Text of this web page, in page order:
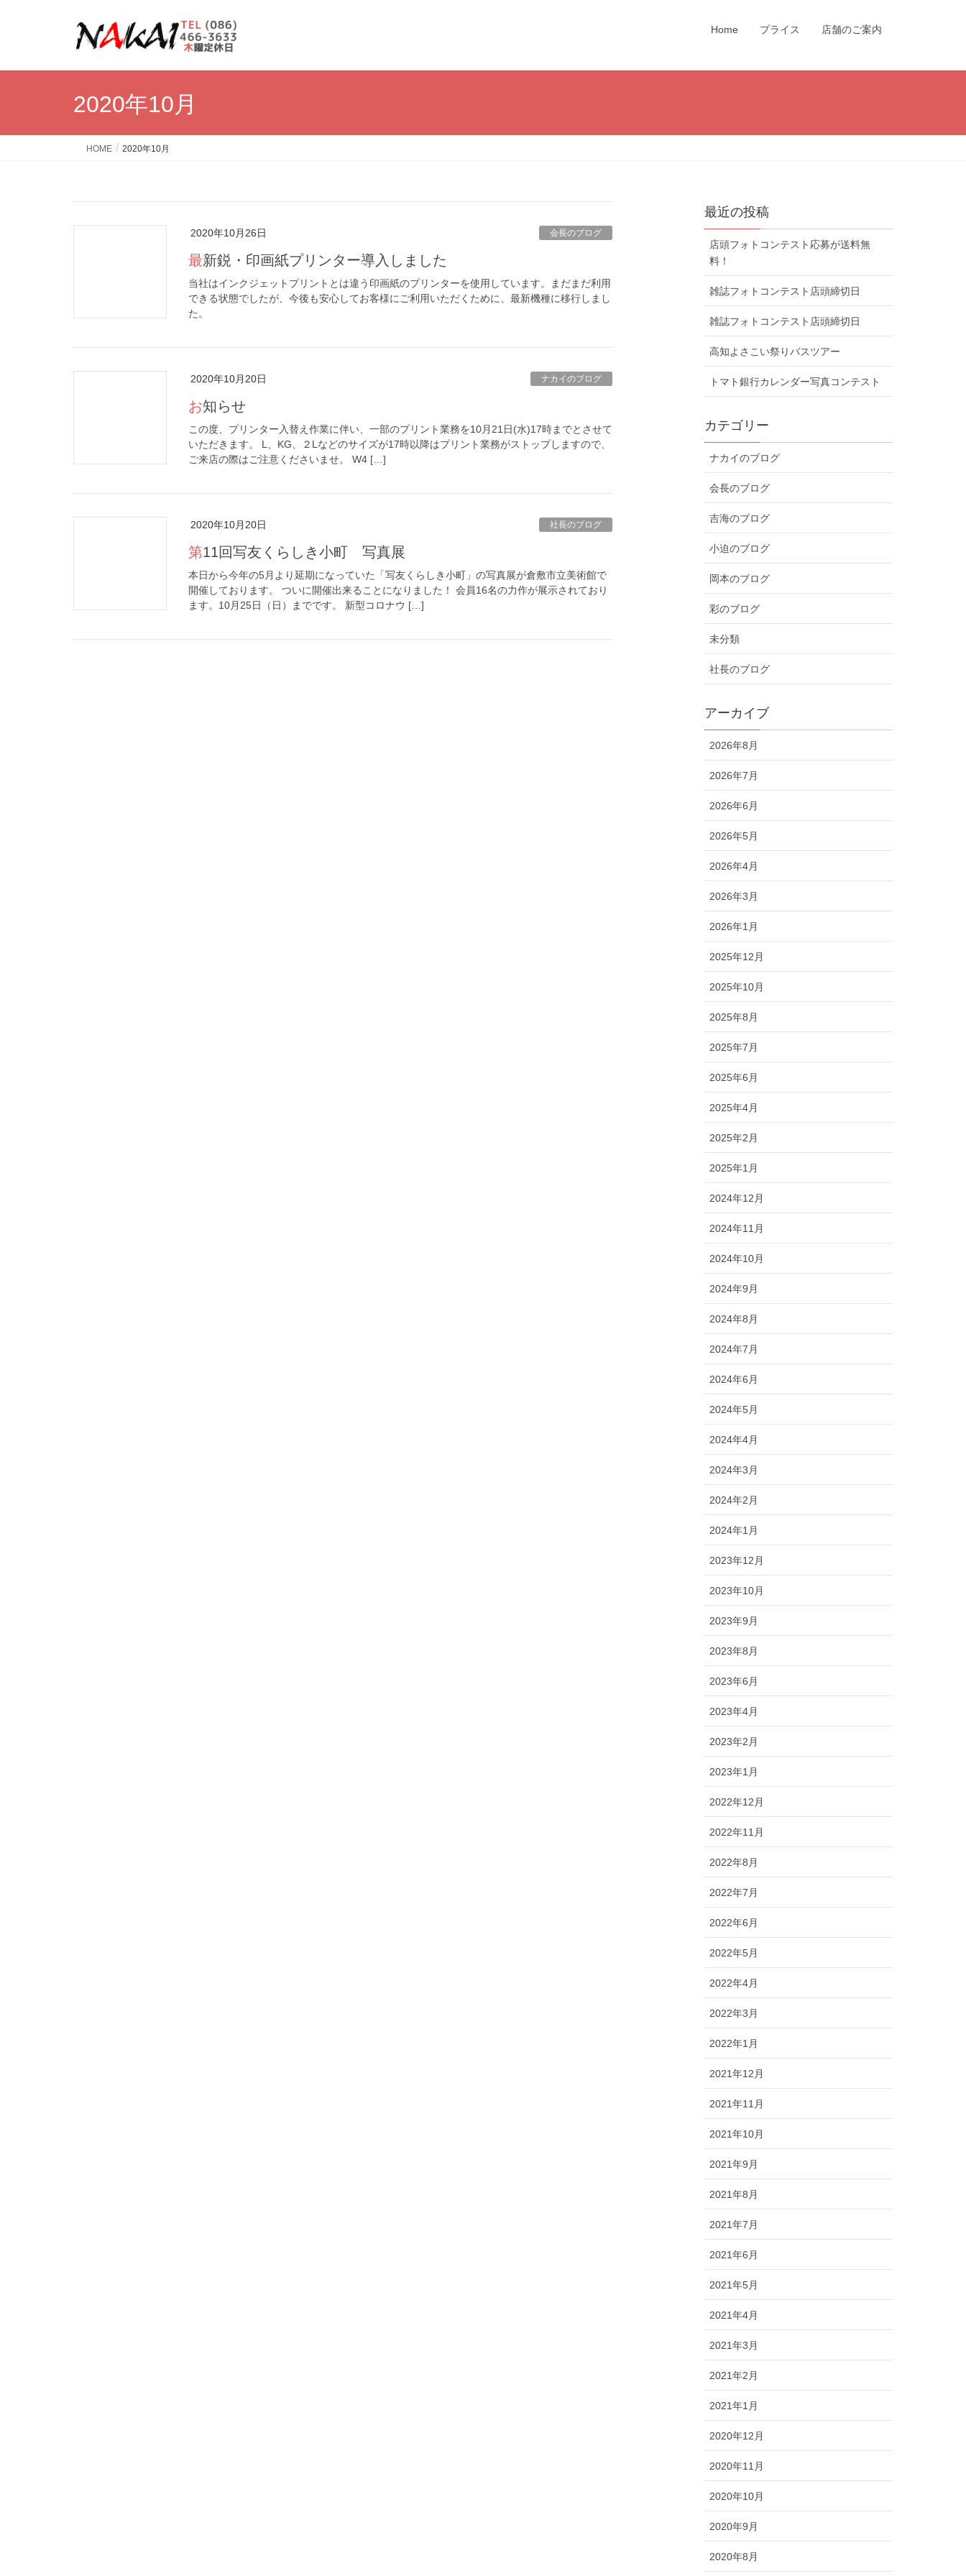
Home プライス 店舗のご案内
2020年10月
HOME 2020年10月
2020年10月26日 会長のブログ
最新鋭・印画紙プリンター導入しました
当社はインクジェットプリントとは違う印画紙のプリンターを使用しています。まだまだ利用
できる状態でしたが、今後も安心してお客様にご利用いただくために、最新機種に移行しまし
た。
2020年10月20日 ナカイのブログ
お知らせ
この度、プリンター入替え作業に伴い、一部のプリント業務を10月21日(水)17時までとさせて
いただきます。 L、KG、２Lなどのサイズが17時以降はプリント業務がストップしますので、
ご来店の際はご注意くださいませ。 W4 […]
2020年10月20日 社長のブログ
第11回写友くらしき小町 写真展
本日から今年の5月より延期になっていた「写友くらしき小町」の写真展が倉敷市立美術館で
開催しております。 ついに開催出来ることになりました！ 会員16名の力作が展示されており
ます。10月25日（日）までです。 新型コロナウ […]
最近の投稿
店頭フォトコンテスト応募が送料無
料！
雑誌フォトコンテスト店頭締切日
雑誌フォトコンテスト店頭締切日
高知よさこい祭りバスツアー
トマト銀行カレンダー写真コンテスト
カテゴリー
ナカイのブログ
会長のブログ
吉海のブログ
小迫のブログ
岡本のブログ
彩のブログ
未分類
社長のブログ
アーカイブ
2026年8月
2026年7月
2026年6月
2026年5月
2026年4月
2026年3月
2026年1月
2025年12月
2025年10月
2025年8月
2025年7月
2025年6月
2025年4月
2025年2月
2025年1月
2024年12月
2024年11月
2024年10月
2024年9月
2024年8月
2024年7月
2024年6月
2024年5月
2024年4月
2024年3月
2024年2月
2024年1月
2023年12月
2023年10月
2023年9月
2023年8月
2023年6月
2023年4月
2023年2月
2023年1月
2022年12月
2022年11月
2022年8月
2022年7月
2022年6月
2022年5月
2022年4月
2022年3月
2022年1月
2021年12月
2021年11月
2021年10月
2021年9月
2021年8月
2021年7月
2021年6月
2021年5月
2021年4月
2021年3月
2021年2月
2021年1月
2020年12月
2020年11月
2020年10月
2020年9月
2020年8月